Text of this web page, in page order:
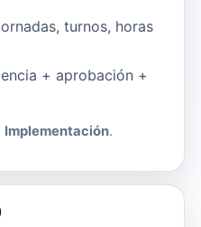
turnos, horas
+ aprobación +
Implementación.